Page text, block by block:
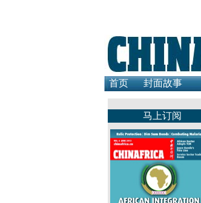
首页 封面故事
马上订阅